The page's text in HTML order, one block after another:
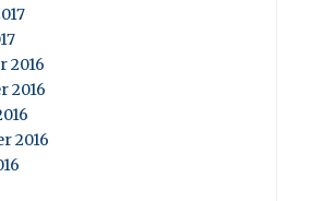
2016
2016
2016